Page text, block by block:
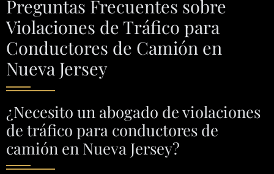
Preguntas Frecuentes sobre
Violaciones de Tráfico para
Conductores de Camión en
Nueva Jersey
¿Necesito un abogado de violaciones
de tráfico para conductores de
camión en Nueva Jersey?